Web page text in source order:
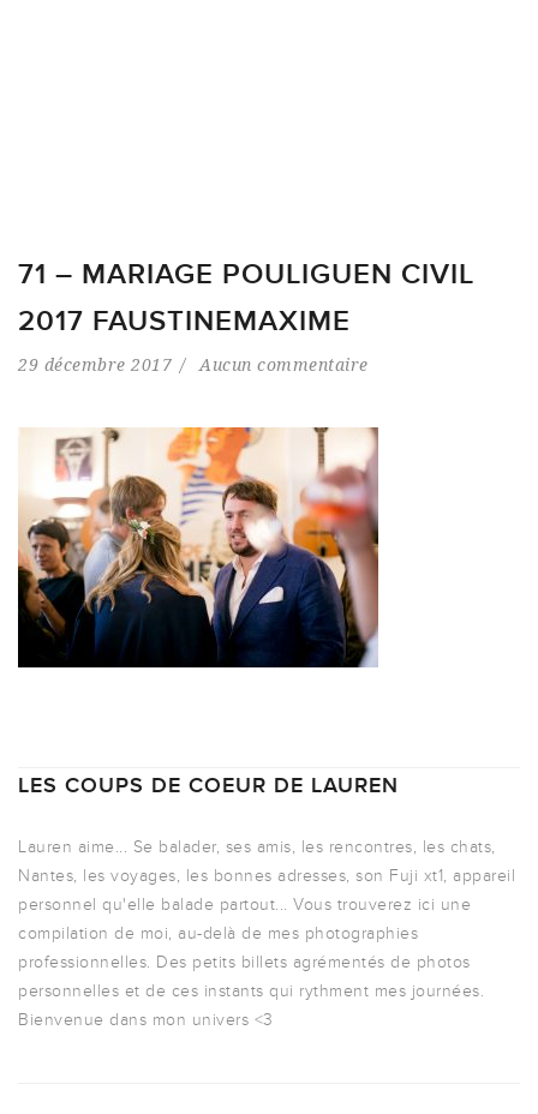
71 – MARIAGE POULIGUEN CIVIL
2017 FAUSTINEMAXIME
29 décembre 2017 Aucun commentaire
LES COUPS DE COEUR DE LAUREN
Lauren aime... Se balader, ses amis, les rencontres, les chats,
Nantes, les voyages, les bonnes adresses, son Fuji xt1, appareil
personnel qu'elle balade partout... Vous trouverez ici une
compilation de moi, au-delà de mes photographies
professionnelles. Des petits billets agrémentés de photos
personnelles et de ces instants qui rythment mes journées.
Bienvenue dans mon univers <3